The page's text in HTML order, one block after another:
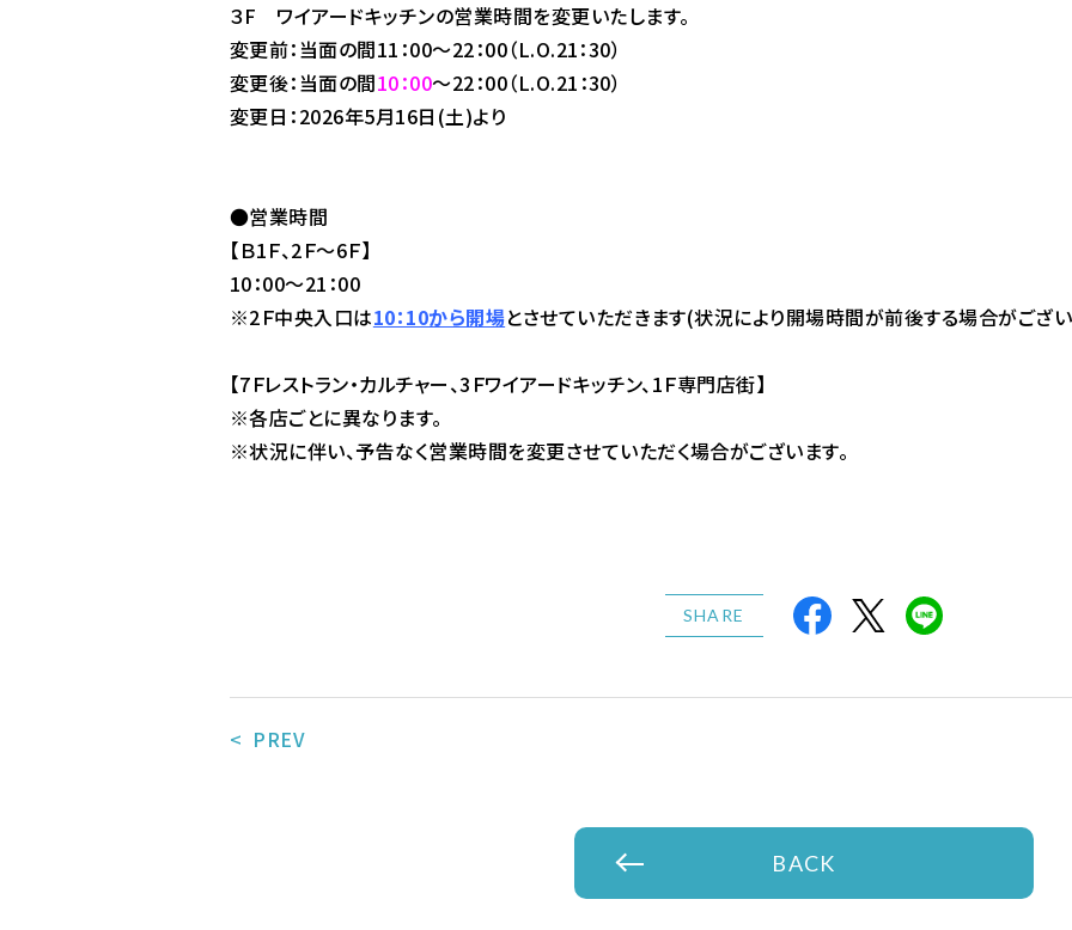
３F ワイアードキッチンの営業時間を変更いたします。
変更前：当面の間11：00～22：00（L.O.21：30）
変更後：当面の間10：00～22：00（L.O.21：30）
変更日：2026年5月16日(土)より
●営業時間
【Ｂ1Ｆ、2Ｆ～6Ｆ】
10：00～21：00
※2Ｆ中央入口は10：10から開場とさせていただきます(状況により開場時間が前後する場合がござい
【7Ｆレストラン・カルチャー、3Ｆワイアードキッチン、1Ｆ専門店街】
※各店ごとに異なります。
※状況に伴い、予告なく営業時間を変更させていただく場合がございます。
SHARE
< PREV
BACK